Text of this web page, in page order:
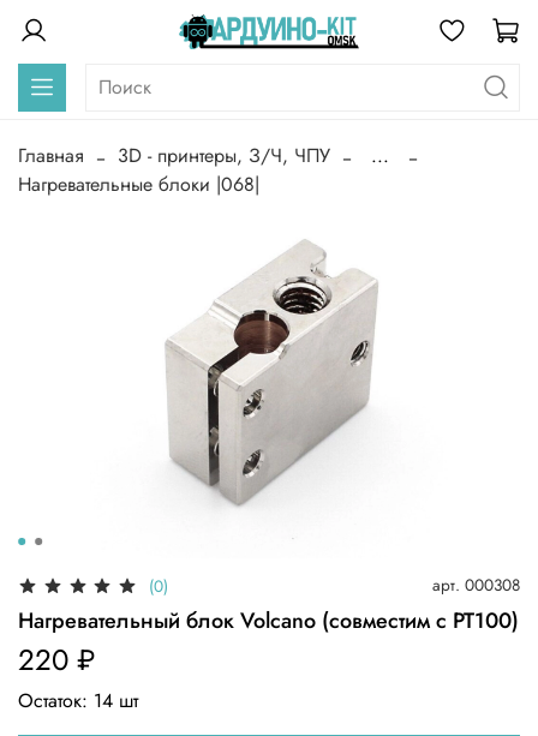
Главная 3D - принтеры, З/Ч, ЧПУ
...
Нагревательные блоки |068|
(0) арт. 000308
Нагревательный блок Volcano (совместим с PT100)
220 ₽
Остаток: 14 шт